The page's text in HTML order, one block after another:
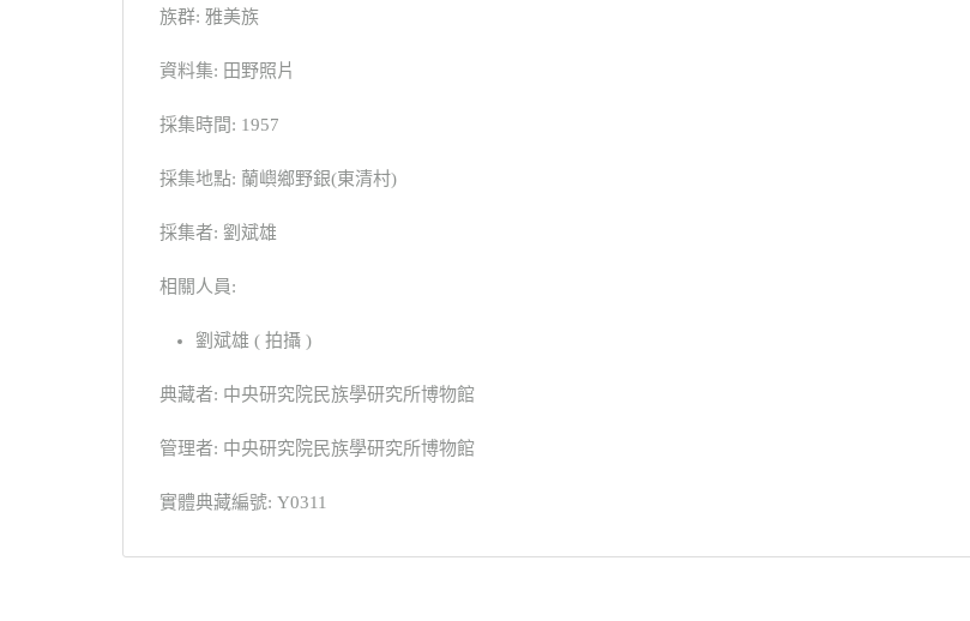
族群: 雅美族
資料集: 田野照片
採集時間: 1957
採集地點: 蘭嶼鄉野銀(東清村)
採集者: 劉斌雄
相關人員:
劉斌雄 ( 拍攝 )
典藏者: 中央研究院民族學研究所博物館
管理者: 中央研究院民族學研究所博物館
實體典藏編號: Y0311